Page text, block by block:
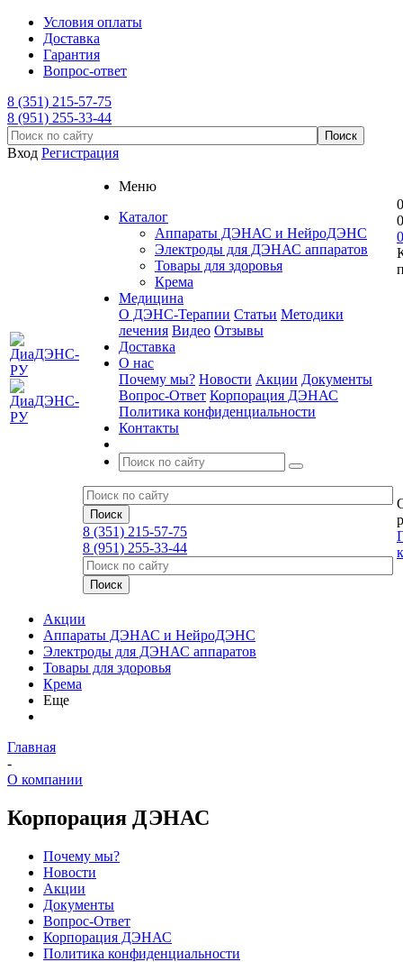
Условия оплаты
Доставка
Гарантия
Вопрос-ответ
8 (351) 215-57-75
8 (951) 255-33-44
Вход Регистрация
Меню
Каталог
Аппараты ДЭНАС и НейроДЭНС
Электроды для ДЭНАС аппаратов
Товары для здоровья
Крема
Медицина
О ДЭНС-Терапии Статьи Методики
лечения Видео Отзывы
Доставка
О нас
Почему мы? Новости Акции Документы
Вопрос-Ответ Корпорация ДЭНАС
Политика конфиденциальности
Контакты
8 (351) 215-57-75
8 (951) 255-33-44
0
0
0
Акции
Аппараты ДЭНАС и НейроДЭНС
Электроды для ДЭНАС аппаратов
Товары для здоровья
Крема
Еще
Главная
-
О компании
Корпорация ДЭНАС
Почему мы?
Новости
Акции
Документы
Вопрос-Ответ
Корпорация ДЭНАС
Политика конфиденциальности